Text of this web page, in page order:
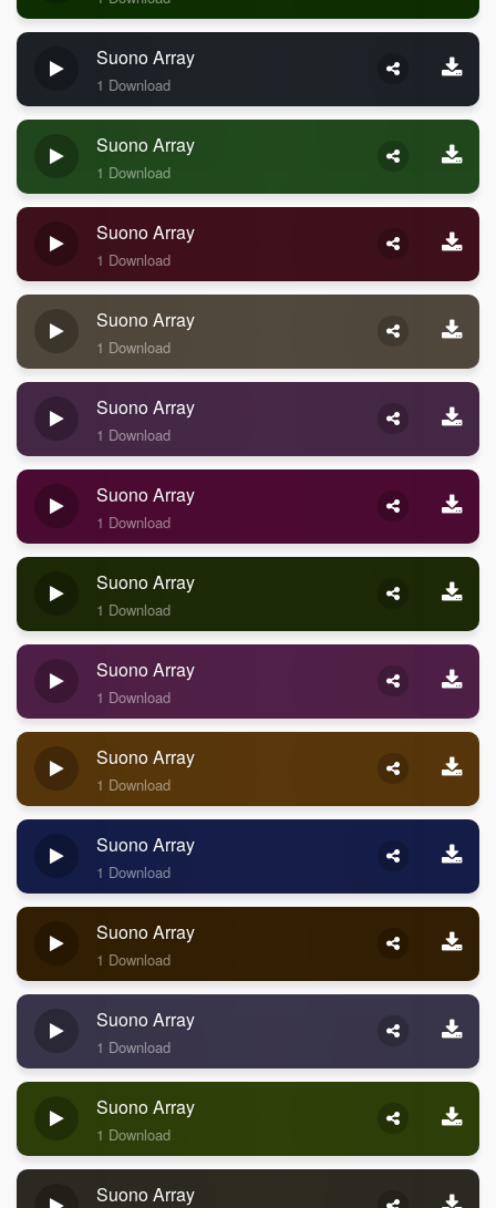
Suono Array
1 Download
Suono Array
1 Download
Suono Array
1 Download
Suono Array
1 Download
Suono Array
1 Download
Suono Array
1 Download
Suono Array
1 Download
Suono Array
1 Download
Suono Array
1 Download
Suono Array
1 Download
Suono Array
1 Download
Suono Array
1 Download
Suono Array
1 Download
Suono Array